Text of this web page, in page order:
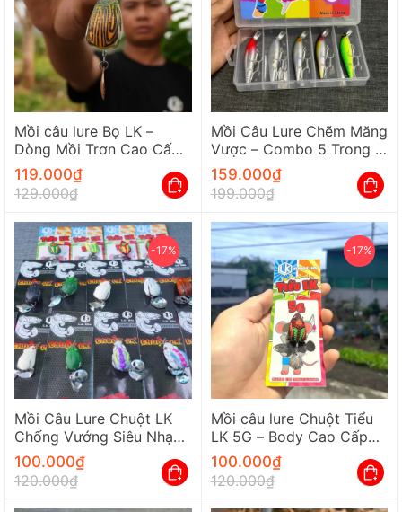
Mồi câu lure Bọ LK –
Dòng Mồi Trơn Cao Cấp
LK Hòa Chống Vướng Tốt
119.000₫
129.000₫
Mồi Câu Lure Chẽm Măng
Vược – Combo 5 Trong 1
Đủ Loại Sinking/Floating
159.000₫
199.000₫
-17%
Mồi Câu Lure Chuột LK
Chống Vướng Siêu Nhạy
– Action Nổi Và Lửng
100.000₫
120.000₫
-17%
Mồi câu lure Chuột Tiểu
LK 5G – Body Cao Cấp
Lưỡi BKK Chống Vướng
100.000₫
120.000₫